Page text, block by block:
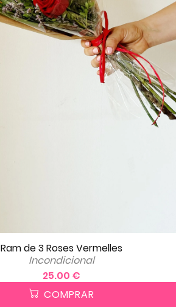
Ram de 3 Roses Vermelles
Incondicional
25.00 €
COMPRAR